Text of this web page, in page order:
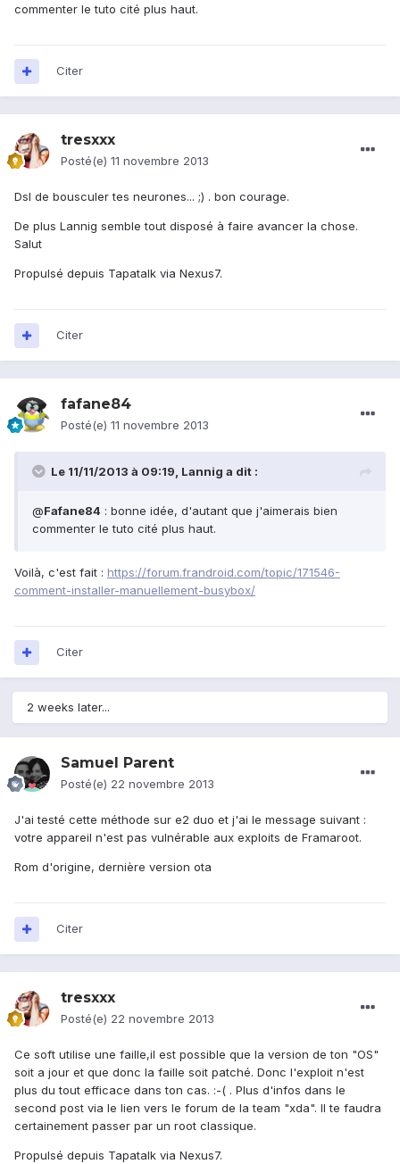
commenter le tuto cité plus haut.
Citer
tresxxx
Posté(e) 11 novembre 2013
Dsl de bousculer tes neurones... ;) . bon courage.
De plus Lannig semble tout disposé à faire avancer la chose.
Salut
Propulsé depuis Tapatalk via Nexus7.
Citer
fafane84
Posté(e) 11 novembre 2013
Le 11/11/2013 à 09:19, Lannig a dit :
@Fafane84 : bonne idée, d'autant que j'aimerais bien
commenter le tuto cité plus haut.
Voilà, c'est fait : https://forum.frandroid.com/topic/171546-
comment-installer-manuellement-busybox/
Citer
2 weeks later...
Samuel Parent
Posté(e) 22 novembre 2013
J'ai testé cette méthode sur e2 duo et j'ai le message suivant :
votre appareil n'est pas vulnérable aux exploits de Framaroot.
Rom d'origine, dernière version ota
Citer
tresxxx
Posté(e) 22 novembre 2013
Ce soft utilise une faille,il est possible que la version de ton "OS"
soit a jour et que donc la faille soit patché. Donc l'exploit n'est
plus du tout efficace dans ton cas. :-( . Plus d'infos dans le
second post via le lien vers le forum de la team "xda". Il te faudra
certainement passer par un root classique.
Propulsé depuis Tapatalk via Nexus7.